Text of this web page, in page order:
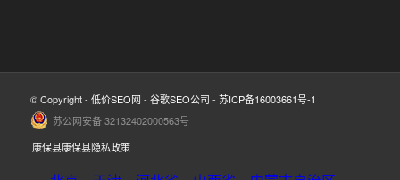
© Copyright - 低价SEO网 - 谷歌SEO公司 - 苏ICP备16003661号-1
苏公网安备 32132402000563号
康保县康保县隐私政策